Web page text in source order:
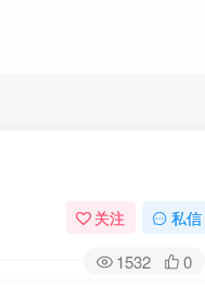
关注 私信
1532 0